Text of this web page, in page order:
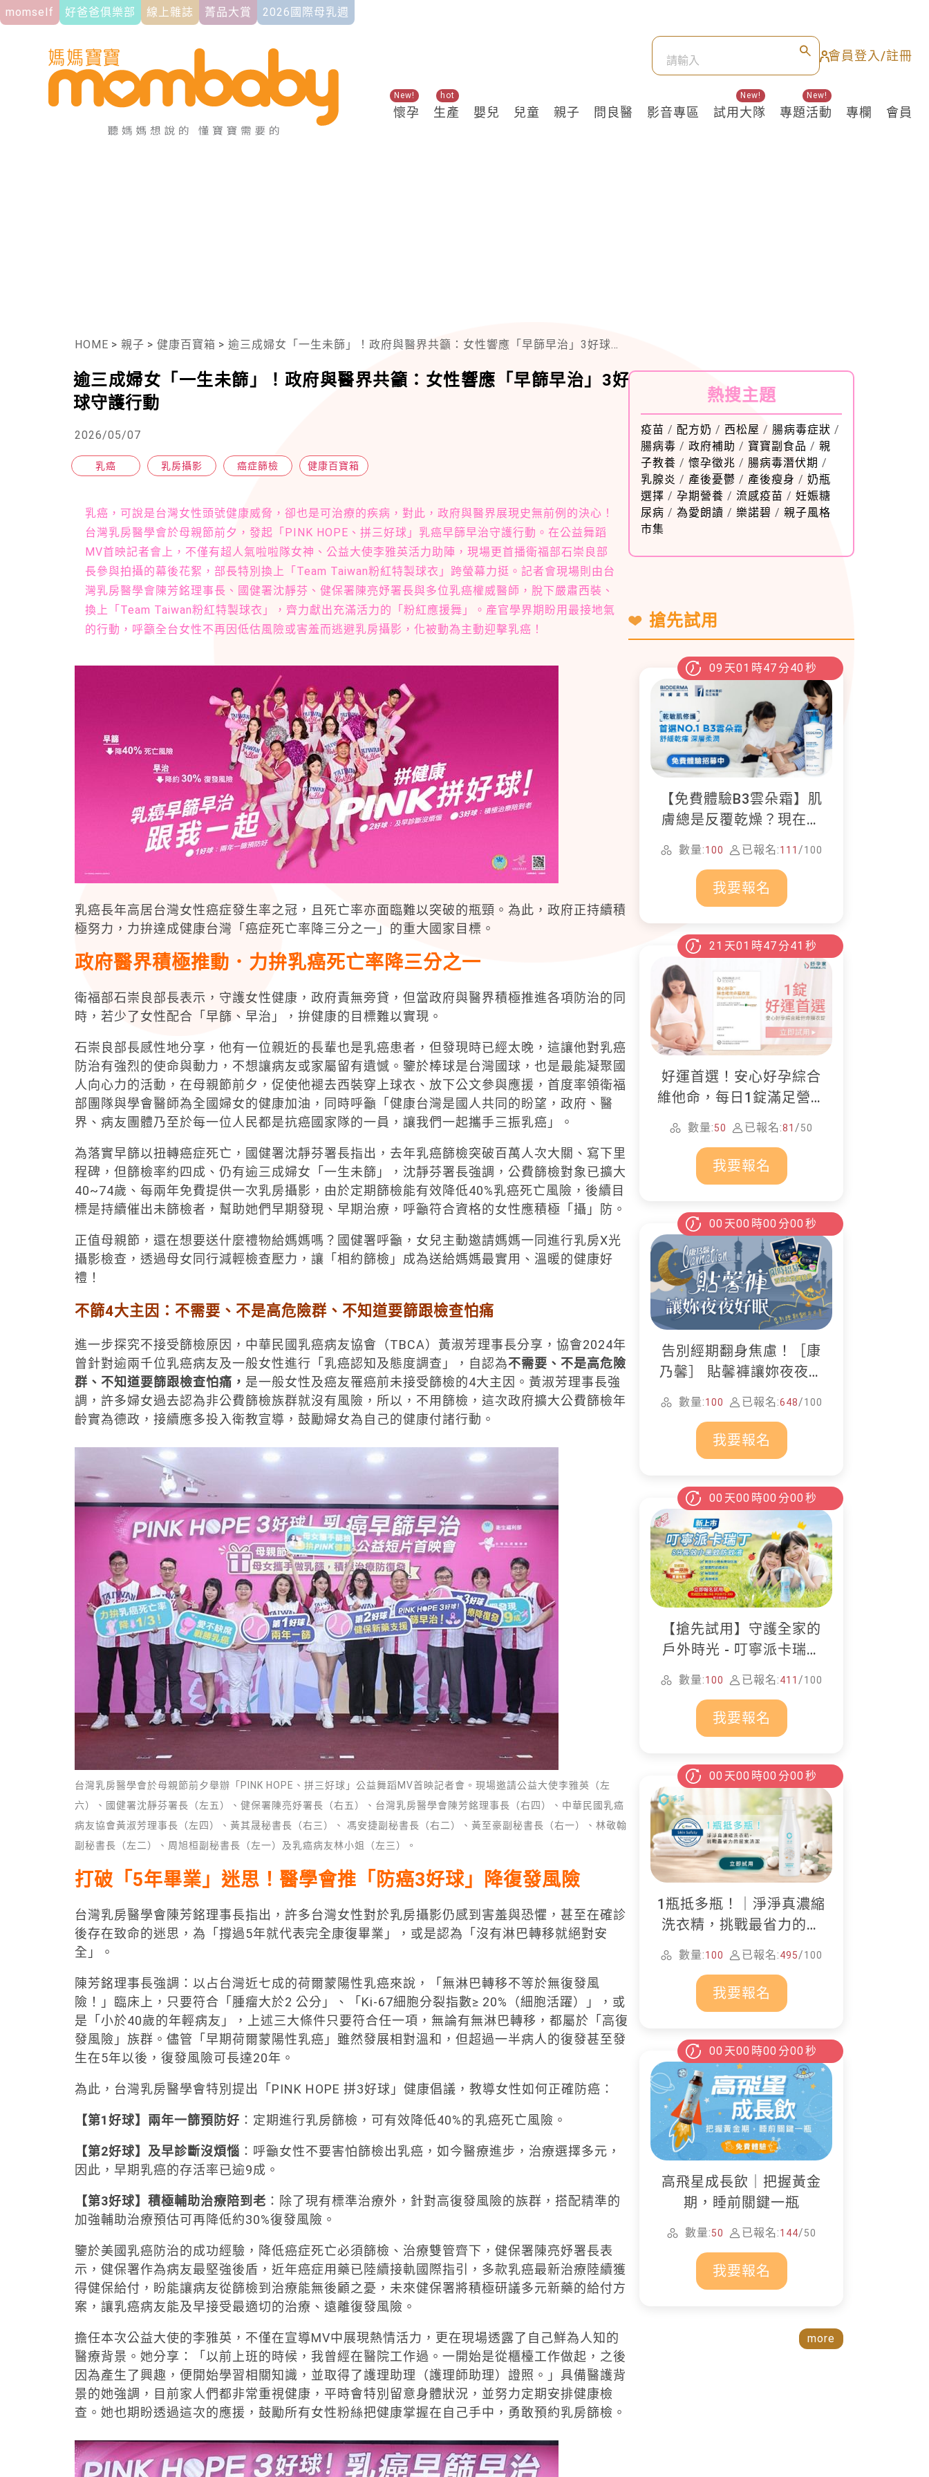
momself 好爸爸俱樂部 線上雜誌 菁品大賞 2026國際母乳週
會員登入/註冊
懷孕
New!
生產
hot
嬰兒 兒童 親子 問良醫 影音專區 試用大隊
New!
專題活動
New!
專欄 會員
HOME > 親子 > 健康百寶箱 > 逾三成婦女「一生未篩」！政府與醫界共籲：女性響應「早篩早治」3好球守護行動
逾三成婦女「一生未篩」！政府與醫界共籲：女性響應「早篩早治」3好
球守護行動
2026/05/07
乳癌 乳房攝影 癌症篩檢 健康百寶箱
乳癌，可說是台灣女性頭號健康威脅，卻也是可治療的疾病，對此，政府與醫界展現史無前例的決心！
台灣乳房醫學會於母親節前夕，發起「PINK HOPE、拼三好球」乳癌早篩早治守護行動。在公益舞蹈
MV首映記者會上，不僅有超人氣啦啦隊女神、公益大使李雅英活力助陣，現場更首播衛福部石崇良部
長參與拍攝的幕後花絮，部長特別換上「Team Taiwan粉紅特製球衣」跨螢幕力挺。記者會現場則由台
灣乳房醫學會陳芳銘理事長、國健署沈靜芬、健保署陳亮妤署長與多位乳癌權威醫師，脫下嚴肅西裝、
換上「Team Taiwan粉紅特製球衣」，齊力獻出充滿活力的「粉紅應援舞」。產官學界期盼用最接地氣
的行動，呼籲全台女性不再因低估風險或害羞而逃避乳房攝影，化被動為主動迎擊乳癌！
乳癌長年高居台灣女性癌症發生率之冠，且死亡率亦面臨難以突破的瓶頸。為此，政府正持續積
極努力，力拚達成健康台灣「癌症死亡率降三分之一」的重大國家目標。
政府醫界積極推動．力拚乳癌死亡率降三分之一
衛福部石崇良部長表示，守護女性健康，政府責無旁貸，但當政府與醫界積極推進各項防治的同
時，若少了女性配合「早篩、早治」，拚健康的目標難以實現。
石崇良部長感性地分享，他有一位親近的長輩也是乳癌患者，但發現時已經太晚，這讓他對乳癌
防治有強烈的使命與動力，不想讓病友或家屬留有遺憾。鑒於棒球是台灣國球，也是最能凝聚國
人向心力的活動，在母親節前夕，促使他褪去西裝穿上球衣、放下公文參與應援，首度率領衛福
部團隊與學會醫師為全國婦女的健康加油，同時呼籲「健康台灣是國人共同的盼望，政府、醫
界、病友團體乃至於每一位人民都是抗癌國家隊的一員，讓我們一起攜手三振乳癌」。
為落實早篩以扭轉癌症死亡，國健署沈靜芬署長指出，去年乳癌篩檢突破百萬人次大關、寫下里
程碑，但篩檢率約四成、仍有逾三成婦女「一生未篩」，沈靜芬署長強調，公費篩檢對象已擴大
40~74歲、每兩年免費提供一次乳房攝影，由於定期篩檢能有效降低40%乳癌死亡風險，後續目
標是持續催出未篩檢者，幫助她們早期發現、早期治療，呼籲符合資格的女性應積極「攝」防。
正值母親節，還在想要送什麼禮物給媽媽嗎？國健署呼籲，女兒主動邀請媽媽一同進行乳房X光
攝影檢查，透過母女同行減輕檢查壓力，讓「相約篩檢」成為送給媽媽最實用、溫暖的健康好
禮！
不篩4大主因：不需要、不是高危險群、不知道要篩跟檢查怕痛
進一步探究不接受篩檢原因，中華民國乳癌病友協會（TBCA）黃淑芳理事長分享，協會2024年
曾針對逾兩千位乳癌病友及一般女性進行「乳癌認知及態度調查」，自認為不需要、不是高危險
群、不知道要篩跟檢查怕痛， 是一般女性及癌友罹癌前未接受篩檢的4大主因。黃淑芳理事長強
調，許多婦女過去認為非公費篩檢族群就沒有風險，所以，不用篩檢，這次政府擴大公費篩檢年
齡實為德政，接續應多投入衛教宣導，鼓勵婦女為自己的健康付諸行動。
台灣乳房醫學會於母親節前夕舉辦「PINK HOPE、拼三好球」公益舞蹈MV首映記者會。現場邀請公益大使李雅英（左
六）、國健署沈靜芬署長（左五）、健保署陳亮妤署長（右五）、台灣乳房醫學會陳芳銘理事長（右四）、中華民國乳癌
病友協會黃淑芳理事長（左四）、黃其晟秘書長（右三）、 馮安捷副秘書長（右二）、黃至豪副秘書長（右一）、林敬翰
副秘書長（左二）、周旭桓副秘書長（左一）及乳癌病友林小姐（左三）。
打破「5年畢業」迷思！醫學會推「防癌3好球」降復發風險
台灣乳房醫學會陳芳銘理事長指出，許多台灣女性對於乳房攝影仍感到害羞與恐懼，甚至在確診
後存在致命的迷思，為「撐過5年就代表完全康復畢業」，或是認為「沒有淋巴轉移就絕對安
全」。
陳芳銘理事長強調：以占台灣近七成的荷爾蒙陽性乳癌來說，「無淋巴轉移不等於無復發風
險！」臨床上，只要符合「腫瘤大於2 公分」、「Ki-67細胞分裂指數≥ 20%（細胞活躍）」，或
是「小於40歲的年輕病友」，上述三大條件只要符合任一項，無論有無淋巴轉移，都屬於「高復
發風險」族群。儘管「早期荷爾蒙陽性乳癌」雖然發展相對溫和，但超過一半病人的復發甚至發
生在5年以後，復發風險可長達20年。
為此，台灣乳房醫學會特別提出「PINK HOPE 拼3好球」健康倡議，教導女性如何正確防癌：
【第1好球】兩年一篩預防好 ：定期進行乳房篩檢，可有效降低40%的乳癌死亡風險。
【第2好球】及早診斷沒煩惱 ：呼籲女性不要害怕篩檢出乳癌，如今醫療進步，治療選擇多元，
因此，早期乳癌的存活率已逾9成。
【第3好球】積極輔助治療陪到老 ：除了現有標準治療外，針對高復發風險的族群，搭配精準的
加強輔助治療預估可再降低約30%復發風險。
鑒於美國乳癌防治的成功經驗，降低癌症死亡必須篩檢、治療雙管齊下，健保署陳亮妤署長表
示，健保署作為病友最堅強後盾，近年癌症用藥已陸續接軌國際指引，多款乳癌最新治療陸續獲
得健保給付，盼能讓病友從篩檢到治療能無後顧之憂，未來健保署將積極研議多元新藥的給付方
案，讓乳癌病友能及早接受最適切的治療、遠離復發風險。
擔任本次公益大使的李雅英，不僅在宣導MV中展現熱情活力，更在現場透露了自己鮮為人知的
醫療背景。她分享：「以前上班的時候，我曾經在醫院工作過。一開始是從櫃檯工作做起，之後
因為產生了興趣，便開始學習相關知識，並取得了護理助理（護理師助理）證照。」具備醫護背
景的她強調，目前家人們都非常重視健康，平時會特別留意身體狀況，並努力定期安排健康檢
查。她也期盼透過這次的應援，鼓勵所有女性粉絲把健康掌握在自己手中，勇敢預約乳房篩檢。
熱搜主題
疫苗 / 配方奶 / 西松屋 / 腸病毒症狀 /
腸病毒 / 政府補助 / 寶寶副食品 / 親
子教養 / 懷孕徵兆 / 腸病毒潛伏期 /
乳腺炎 / 產後憂鬱 / 產後瘦身 / 奶瓶
選擇 / 孕期營養 / 流感疫苗 / 妊娠糖
尿病 / 為愛朗讀 / 樂諾碧 / 親子風格
市集
搶先試用
09 天01 時47分38 秒
【免費體驗B3雲朵霜】肌
膚總是反覆乾燥？現在就
加入貝膚黛瑪修護體驗計
畫！
數量:100 已報名:111 /100
我要報名
21 天01 時47分39 秒
好運首選！安心好孕綜合
維他命，每日1錠滿足營養
所需
數量:50 已報名:81 /50
我要報名
00 天00 時00 分00 秒
告別經期翻身焦慮！［康
乃馨］ 貼馨褲讓妳夜夜好
數量:100 已報名:648/100
我要報名
00 天00 時00 分00 秒
【搶先試用】守護全家的
戶外時光 - 叮寧派卡瑞丁
防蚊液
數量:100 已報名:411 /100
我要報名
00 天00 時00 分00 秒
1瓶抵多瓶！｜淨淨真濃縮
洗衣精，挑戰最省力的居
家清潔
數量:100 已報名:495/100
我要報名
00 天00 時00 分00 秒
高飛星成長飲｜把握黃金
期，睡前關鍵一瓶
數量:50 已報名:144/50
我要報名
more